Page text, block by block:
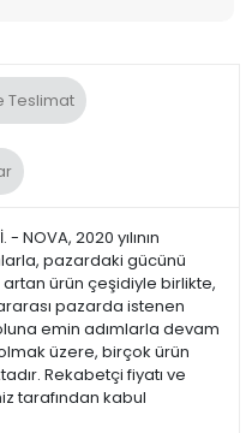
Teslimat
- NOVA, 2020 yılının
pazardaki gücünü
ürün çeşidiyle birlikte,
pazarda istenen
emin adımlarla devam
üzere, birçok ürün
Rekabetçi fiyatı ve
tarafından kabul